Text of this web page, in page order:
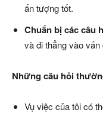
ấn tượng tốt.
Chuẩn bị các câu
và đi thẳng vào vấn
Những câu hỏi
Vụ việc của tôi có